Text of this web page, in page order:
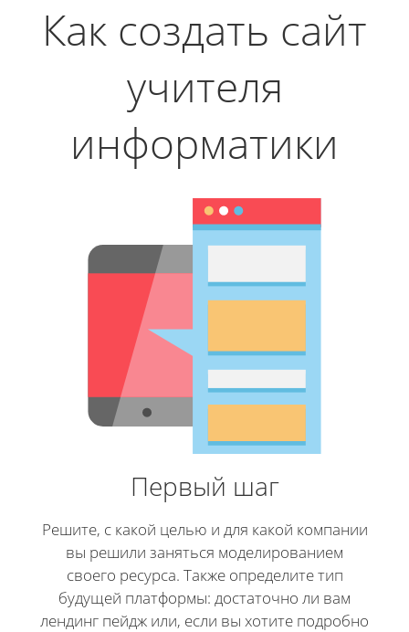
Как создать сайт
учителя
информатики
Первый шаг
Решите, с какой целью и для какой компании
вы решили заняться моделированием
своего ресурса. Также определите тип
будущей платформы: достаточно ли вам
лендинг пейдж или, если вы хотите подробно